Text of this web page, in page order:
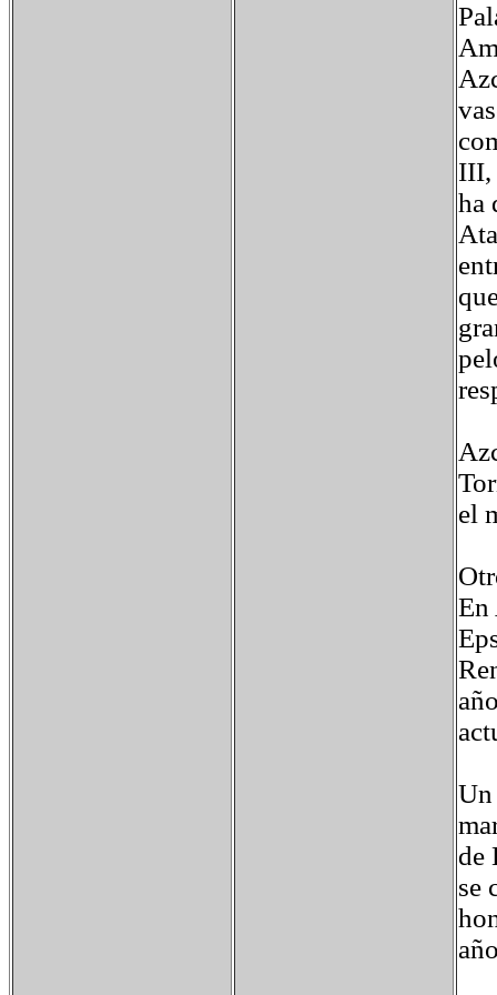
III,
ha
el
En
Un
de
se